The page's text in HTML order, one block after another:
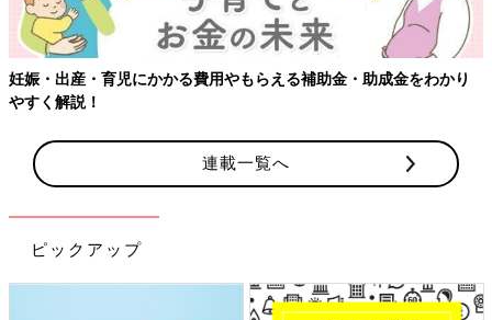
妊娠・出産・育児にかかる費用やもらえる補助金・助成金をわかり
やすく解説！
連載一覧へ
ピックアップ